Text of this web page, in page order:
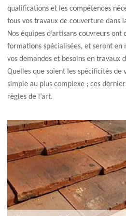
qualifications et les compétences
tous vos travaux de couverture dans
Nos équipes d’artisans couvreurs ont
formations spécialisées, et seront en
vos demandes et besoins en travaux
Quelles que soient les spécificités de
simple au plus complexe ; ces
règles de l’art.